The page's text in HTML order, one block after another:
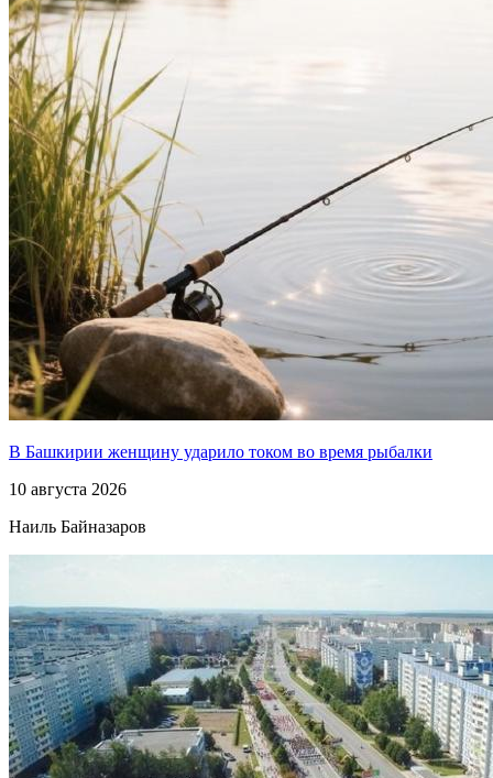
В Башкирии женщину ударило током во время рыбалки
10 августа 2026
Наиль Байназаров